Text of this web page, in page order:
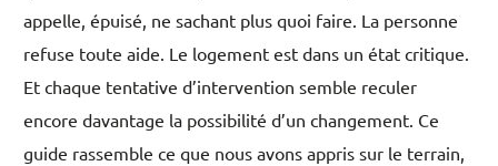
appelle, épuisé, ne sachant plus quoi faire. La personne
refuse toute aide. Le logement est dans un état critique.
Et chaque tentative d’intervention semble reculer
encore davantage la possibilité d’un changement. Ce
guide rassemble ce que nous avons appris sur le terrain,